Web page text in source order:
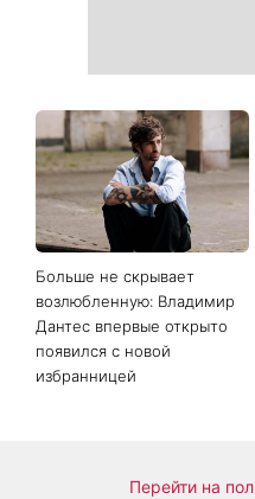
Больше не скрывает
возлюбленную: Владимир
Дантес впервые открыто
появился с новой
избранницей
Перейти на